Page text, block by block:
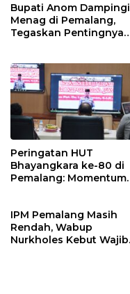
Bupati Anom Dampingi
Menag di Pemalang,
Tegaskan Pentingnya
Peringatan HUT
Bhayangkara ke-80 di
Pemalang: Momentum
IPM Pemalang Masih
Rendah, Wabup
Nurkholes Kebut Wajib